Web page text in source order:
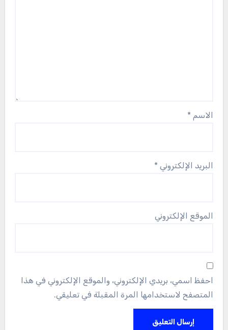
الاسم *
البريد الإلكتروني *
الموقع الإلكتروني
احفظ اسمي، بريدي الإلكتروني، والموقع الإلكتروني في هذا
المتصفح لاستخدامها المرة المقبلة في تعليقي.